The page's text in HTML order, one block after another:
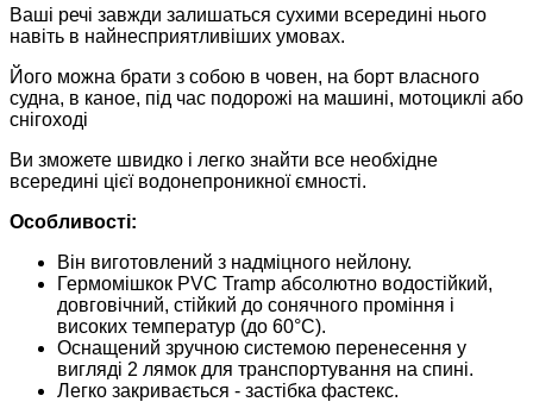
Ваші речі завжди залишаться сухими всередині нього
навіть в найнесприятливіших умовах.
Його можна брати з собою в човен, на борт власного
судна, в каное, під час подорожі на машині, мотоциклі або
снігоході
Ви зможете швидко і легко знайти все необхідне
всередині цієї водонепроникної ємності.
Особливості:
Він виготовлений з надміцного нейлону.
Гермомішкок PVC Tramp абсолютно водостійкий,
довговічний, стійкий до сонячного проміння і
високих температур (до 60°С).
Оснащений зручною системою перенесення у
вигляді 2 лямок для транспортування на спині.
Легко закривається - застібка фастекс.